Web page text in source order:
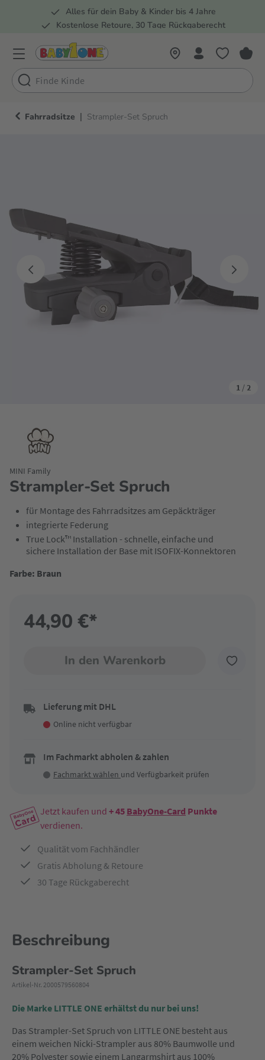
Zur Hauptnavigation springen
Alles für dein Baby & Kinder bis 4 Jahre
Kostenlose Retoure, 30 Tage Rückgaberecht
Fahrradsitze | Strampler-Set Spruch
1 / 2
Strampler-Set Spruch
MINI Family
für Montage des Fahrradsitzes am Gepäckträger
integrierte Federung
True Lock™ Installation - schnelle, einfache und
sichere Installation der Base mit ISOFIX-Konnektoren
Farbe: Braun
44,90 €*
In den Warenkorb
Lieferung mit DHL
Online nicht verfügbar
Im Fachmarkt abholen & zahlen
Fachmarkt wählen und Verfügbarkeit prüfen
Jetzt kaufen und + 45 BabyOne-Card Punkte
verdienen.
Qualität vom Fachhändler
Gratis Abholung & Retoure
30 Tage Rückgaberecht
Beschreibung
Strampler-Set Spruch
Artikel-Nr. 2000579560804
Die Marke LITTLE ONE erhältst du nur bei uns!
Das Strampler-Set Spruch von LITTLE ONE besteht aus
einem weichen Nicki-Strampler aus 80% Baumwolle und
20% Polyester sowie einem Langarmshirt aus 100%